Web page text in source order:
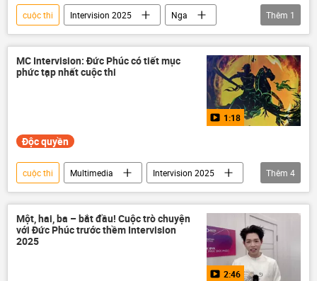
cuộc thi Intervision 2025
Nga
Thế giới
Thêm 1
MC Intervision: Đức Phúc có tiết mục
phức tạp nhất cuộc thi
1:18
Độc quyền
cuộc thi Multimedia
Intervision 2025
Video
Nga
Việt Nam
quân nhạc
Thêm 4
Một, hai, ba – bắt đầu! Cuộc trò chuyện
với Đức Phúc trước thềm Intervision
2025
2:46